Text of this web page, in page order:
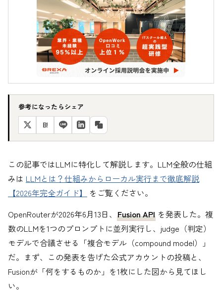
参考になったらシェア
B!
この記事ではLLMに特化して解説します。LLM全般の仕組
みは LLMとは？仕組みからローカル実行まで徹底解説
【2026年完全ガイド】
をご覧ください。
OpenRouterが2026年6月13日、 Fusion API を発表した。複
数のLLMを1つのプロンプトに並列実行し、judge（判定）
モデルで合議させる「複合モデル（compound model）」
だ。まず、この発表を告げた公式アカウントの投稿と、
Fusionが「何をするものか」を1枚にした図から見てほし
い。